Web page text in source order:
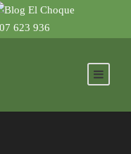
623 936